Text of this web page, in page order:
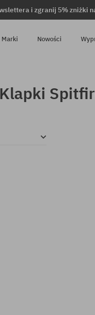
i zgranij 5% zniżki
Marki Nowości
Klapki